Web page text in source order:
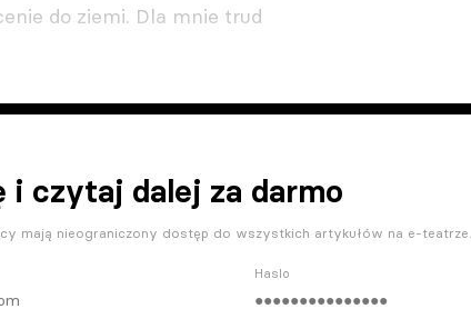
do ziemi. Dla mnie trud
i czytaj dalej za darmo
mają nieograniczony dostęp do wszystkich artykułów na e-teatrze.
Haslo